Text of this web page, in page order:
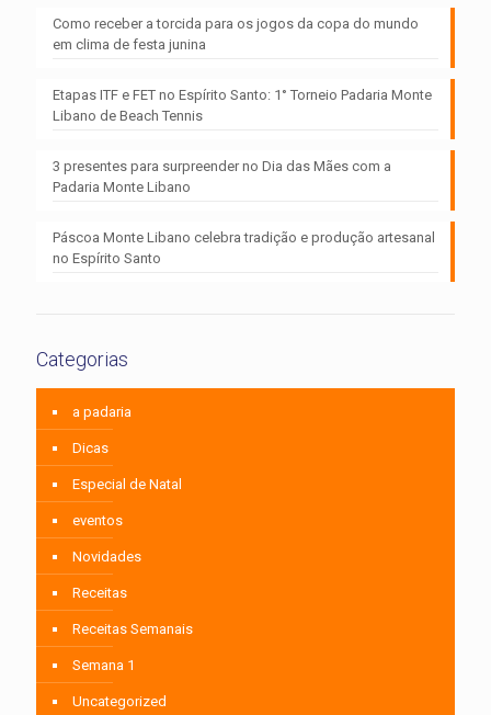
Como receber a torcida para os jogos da copa do mundo
em clima de festa junina
Etapas ITF e FET no Espírito Santo: 1° Torneio Padaria Monte
Libano de Beach Tennis
3 presentes para surpreender no Dia das Mães com a
Padaria Monte Libano
Páscoa Monte Libano celebra tradição e produção artesanal
no Espírito Santo
Categorias
a padaria
Dicas
Especial de Natal
eventos
Novidades
Receitas
Receitas Semanais
Semana 1
Uncategorized